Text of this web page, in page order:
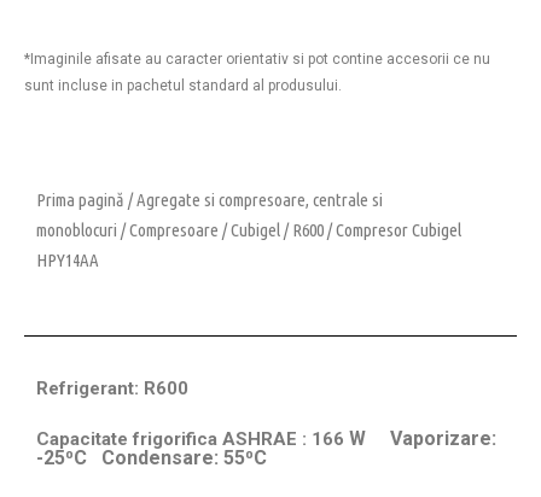
*Imaginile afisate au caracter orientativ si pot contine accesorii ce nu
sunt incluse in pachetul standard al produsului.
Prima pagină /Agregate si compresoare, centrale si
monoblocuri /Compresoare /Cubigel/R600/ Compresor Cubigel
HPY14AA
Refrigerant: R600
Capacitate frigorifica ASHRAE : 166 W Vaporizare:
-25⁰C Condensare: 55⁰C